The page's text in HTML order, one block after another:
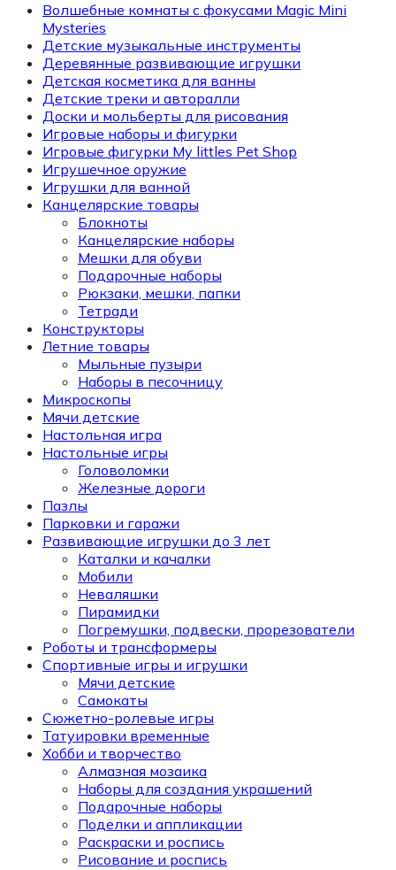
Волшебные комнаты с фокусами Magic Mini
Mysteries
Детские музыкальные инструменты
Деревянные развивающие игрушки
Детская косметика для ванны
Детские треки и авторалли
Доски и мольберты для рисования
Игровые наборы и фигурки
Игровые фигурки My littles Pet Shop
Игрушечное оружие
Игрушки для ванной
Канцелярские товары
Блокноты
Канцелярские наборы
Мешки для обуви
Подарочные наборы
Рюкзаки, мешки, папки
Тетради
Конструкторы
Летние товары
Мыльные пузыри
Наборы в песочницу
Микроскопы
Мячи детские
Настольная игра
Настольные игры
Головоломки
Железные дороги
Пазлы
Парковки и гаражи
Развивающие игрушки до 3 лет
Каталки и качалки
Мобили
Неваляшки
Пирамидки
Погремушки, подвески, прорезователи
Роботы и трансформеры
Спортивные игры и игрушки
Мячи детские
Самокаты
Сюжетно-ролевые игры
Татуировки временные
Хобби и творчество
Алмазная мозаика
Наборы для создания украшений
Подарочные наборы
Поделки и аппликации
Раскраски и роспись
Рисование и роспись